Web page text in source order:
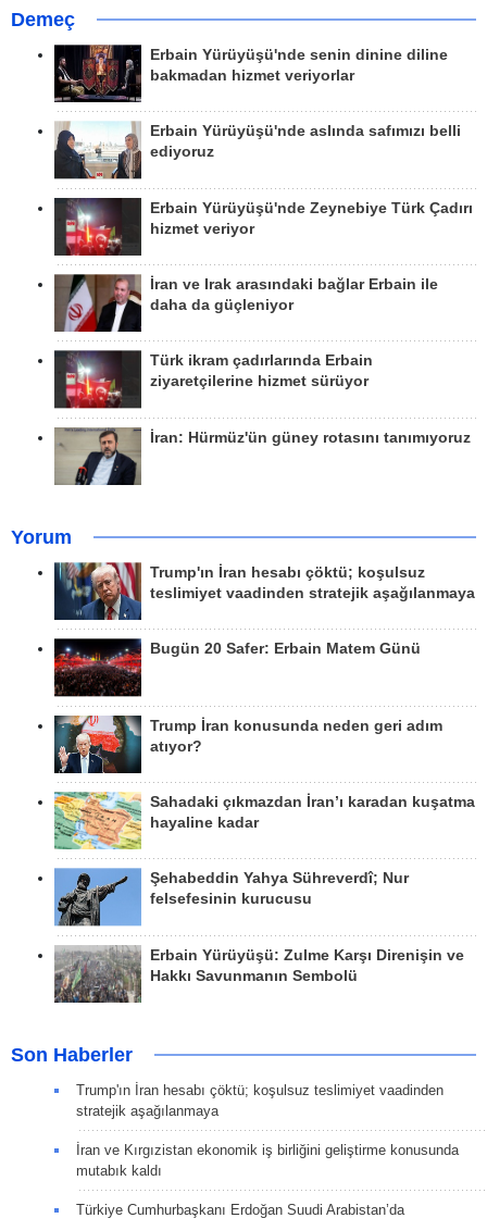
Demeç
Erbain Yürüyüşü'nde senin dinine diline
bakmadan hizmet veriyorlar
Erbain Yürüyüşü'nde aslında safımızı belli
ediyoruz
Erbain Yürüyüşü'nde Zeynebiye Türk Çadırı
hizmet veriyor
İran ve Irak arasındaki bağlar Erbain ile
daha da güçleniyor
Türk ikram çadırlarında Erbain
ziyaretçilerine hizmet sürüyor
İran: Hürmüz'ün güney rotasını tanımıyoruz
Yorum
Trump'ın İran hesabı çöktü; koşulsuz
teslimiyet vaadinden stratejik aşağılanmaya
Bugün 20 Safer: Erbain Matem Günü
Trump İran konusunda neden geri adım
atıyor?
Sahadaki çıkmazdan İran’ı karadan kuşatma
hayaline kadar
Şehabeddin Yahya Sühreverdî; Nur
felsefesinin kurucusu
Erbain Yürüyüşü: Zulme Karşı Direnişin ve
Hakkı Savunmanın Sembolü
Son Haberler
Trump'ın İran hesabı çöktü; koşulsuz teslimiyet vaadinden
stratejik aşağılanmaya
İran ve Kırgızistan ekonomik iş birliğini geliştirme konusunda
mutabık kaldı
Türkiye Cumhurbaşkanı Erdoğan Suudi Arabistan’da